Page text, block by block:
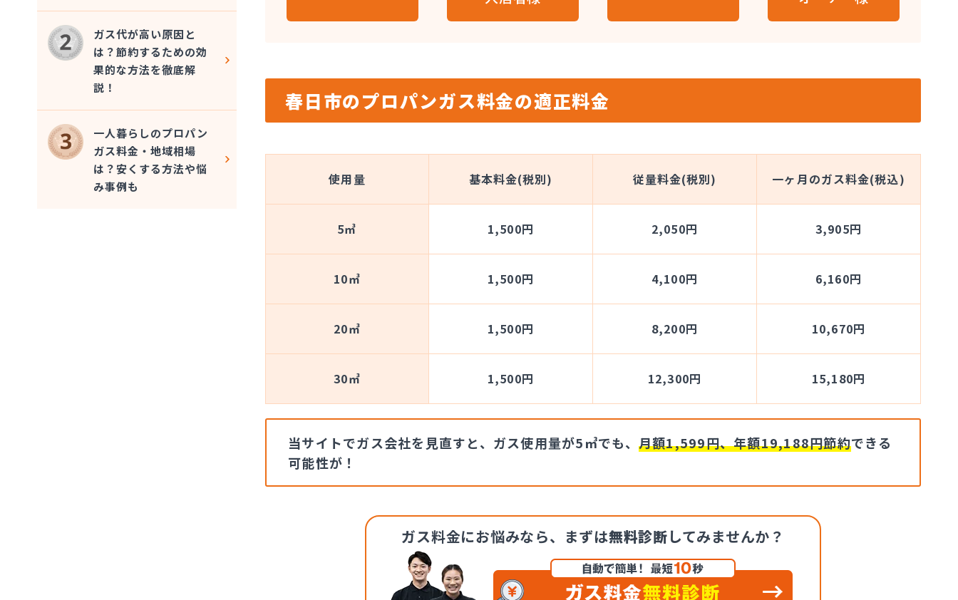
春日市のプロパンガス料金の適正料金
使用量 基本料金(税別) 従量料金(税別) 一ヶ月のガス料金(税込)
5㎥ 1,500円 2,050円 3,905円
10㎥ 1,500円 4,100円 6,160円
20㎥ 1,500円 8,200円 10,670円
30㎥ 1,500円 12,300円 15,180円
当サイトでガス会社を見直すと、ガス使用量が5㎥でも、 月額1,599円、年額19,188円節約できる
可能性が！
ガス料金にお悩みなら、 まずは無料診断 してみませんか？
ガス代が高い原因と
は？節約するための効
果的な方法を徹底解
説！
一人暮らしのプロパン
ガス料金・地域相場
は？安くする方法や悩
み事例も